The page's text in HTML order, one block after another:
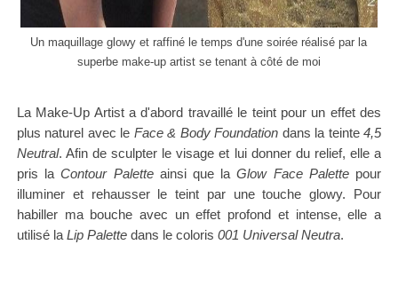
Un maquillage glowy et raffiné le temps d'une soirée réalisé par la
superbe make-up artist se tenant à côté de moi
La Make-Up Artist a d'abord travaillé le teint pour un effet des
plus naturel avec le Face & Body Foundation dans la teinte4,5
Neutral. Afin de sculpter le visage et lui donner du relief, elle a
pris laContour Paletteainsi que laGlow Face Palettepour
illuminer et rehausser le teint par une touche glowy. Pour
habiller ma bouche avec un effet profond et intense, elle a
utilisé laLip Palettedans le coloris 001 Universal Neutra.